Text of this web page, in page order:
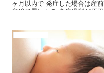
ヶ月以内で 発症した場合は産前
産後処置による 免疫過剰が原因